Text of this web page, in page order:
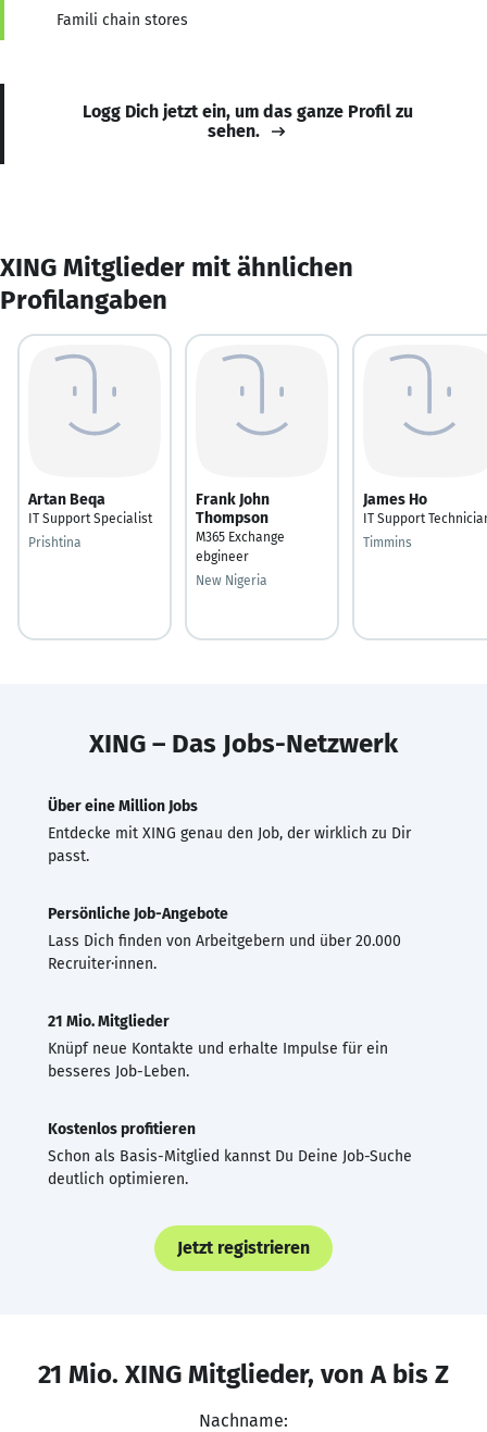
Famili chain stores
Logg Dich jetzt ein, um das ganze Profil zu
sehen.
XING Mitglieder mit ähnlichen
Profilangaben
Artan Beqa
IT Support Specialist
Prishtina
Frank John
Thompson
M365 Exchange
ebgineer
New Nigeria
James Ho
IT Support
Timmins
XING – Das Jobs-Netzwerk
Über eine Million Jobs
Entdecke mit XING genau den Job, der wirklich zu Dir
passt.
Persönliche Job-Angebote
Lass Dich finden von Arbeitgebern und über 20.000
Recruiter·innen.
21 Mio. Mitglieder
Knüpf neue Kontakte und erhalte Impulse für ein
besseres Job-Leben.
Kostenlos profitieren
Schon als Basis-Mitglied kannst Du Deine Job-Suche
deutlich optimieren.
Jetzt registrieren
21 Mio. XING Mitglieder, von A bis Z
Nachname: